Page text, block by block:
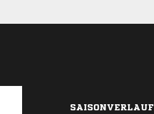
SAISONVERLAUF